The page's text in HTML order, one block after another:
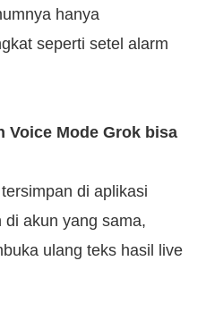
hanya
seperti setel alarm
Voice Mode Grok bisa
di aplikasi
akun yang sama,
ulang teks hasil live